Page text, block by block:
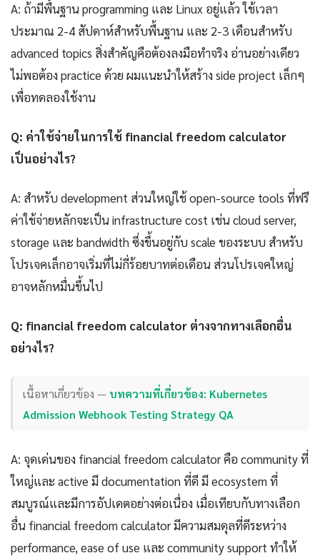
A: ถ้ามีพื้นฐาน programming และ Linux อยู่แล้ว ใช้เวลา
ประมาณ 2-4 สัปดาห์สำหรับพื้นฐาน และ 2-3 เดือนสำหรับ
advanced topics สิ่งสำคัญคือต้องลงมือทำจริง อ่านอย่างเดียว
ไม่พอต้อง practice ด้วย ผมแนะนำให้สร้าง side project เล็กๆ
เพื่อทดลองใช้งาน
Q: ค่าใช้จ่ายในการใช้ financial freedom calculator
เป็นอย่างไร?
A: สำหรับ development ส่วนใหญ่ใช้ open-source tools ที่ฟรี
ค่าใช้จ่ายหลักจะเป็น infrastructure cost เช่น cloud server,
storage และ bandwidth ซึ่งขึ้นอยู่กับ scale ของระบบ สำหรับ
โปรเจคเล็กอาจเริ่มที่ไม่กี่ร้อยบาทต่อเดือน ส่วนโปรเจคใหญ่
อาจหลักหมื่นขึ้นไป
Q: financial freedom calculator ต่างจากทางเลือกอื่น
อย่างไร?
เนื้อหาเกี่ยวข้อง — บทความที่เกี่ยวข้อง: Kubernetes
Admission Webhook Testing Strategy QA
A: จุดเด่นของ financial freedom calculator คือ community ที่
ใหญ่และ active มี documentation ที่ดี มี ecosystem ที่
สมบูรณ์และมีการอัปเดตอย่างต่อเนื่อง เมื่อเทียบกับทางเลือก
อื่น financial freedom calculator มีความสมดุลที่ดีระหว่าง
performance, ease of use และ community support ทำให้